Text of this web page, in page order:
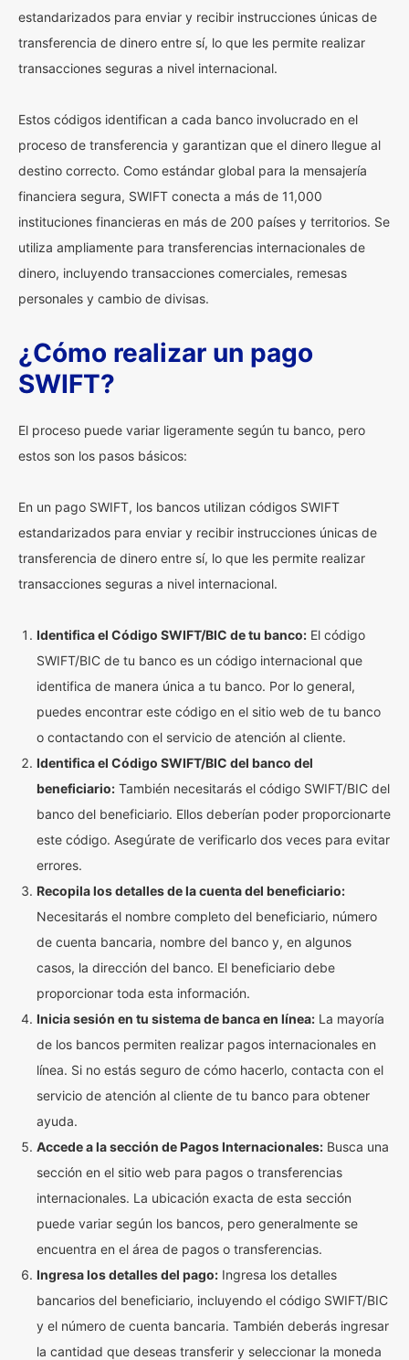
estandarizados para enviar y recibir instrucciones únicas de
transferencia de dinero entre sí, lo que les permite realizar
transacciones seguras a nivel internacional.
Estos códigos identifican a cada banco involucrado en el
proceso de transferencia y garantizan que el dinero llegue al
destino correcto. Como estándar global para la mensajería
financiera segura, SWIFT conecta a más de 11,000
instituciones financieras en más de 200 países y territorios. Se
utiliza ampliamente para transferencias internacionales de
dinero, incluyendo transacciones comerciales, remesas
personales y cambio de divisas.
¿Cómo realizar un pago
SWIFT?
El proceso puede variar ligeramente según tu banco, pero
estos son los pasos básicos:
En un pago SWIFT, los bancos utilizan códigos SWIFT
estandarizados para enviar y recibir instrucciones únicas de
transferencia de dinero entre sí, lo que les permite realizar
transacciones seguras a nivel internacional.
Identifica el Código SWIFT/BIC de tu banco: El código
SWIFT/BIC de tu banco es un código internacional que
identifica de manera única a tu banco. Por lo general,
puedes encontrar este código en el sitio web de tu banco
o contactando con el servicio de atención al cliente.
Identifica el Código SWIFT/BIC del banco del
beneficiario: También necesitarás el código SWIFT/BIC del
banco del beneficiario. Ellos deberían poder proporcionarte
este código. Asegúrate de verificarlo dos veces para evitar
errores.
Recopila los detalles de la cuenta del beneficiario:
Necesitarás el nombre completo del beneficiario, número
de cuenta bancaria, nombre del banco y, en algunos
casos, la dirección del banco. El beneficiario debe
proporcionar toda esta información.
Inicia sesión en tu sistema de banca en línea: La mayoría
de los bancos permiten realizar pagos internacionales en
línea. Si no estás seguro de cómo hacerlo, contacta con el
servicio de atención al cliente de tu banco para obtener
ayuda.
Accede a la sección de Pagos Internacionales: Busca una
sección en el sitio web para pagos o transferencias
internacionales. La ubicación exacta de esta sección
puede variar según los bancos, pero generalmente se
encuentra en el área de pagos o transferencias.
Ingresa los detalles del pago: Ingresa los detalles
bancarios del beneficiario, incluyendo el código SWIFT/BIC
y el número de cuenta bancaria. También deberás ingresar
la cantidad que deseas transferir y seleccionar la moneda